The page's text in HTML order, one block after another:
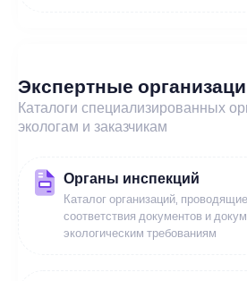
Экспертные
Каталоги специализированных
экологам и заказчикам
Органы инспекций
Каталог организаций,
соответствия документов и
экологическим требованиям